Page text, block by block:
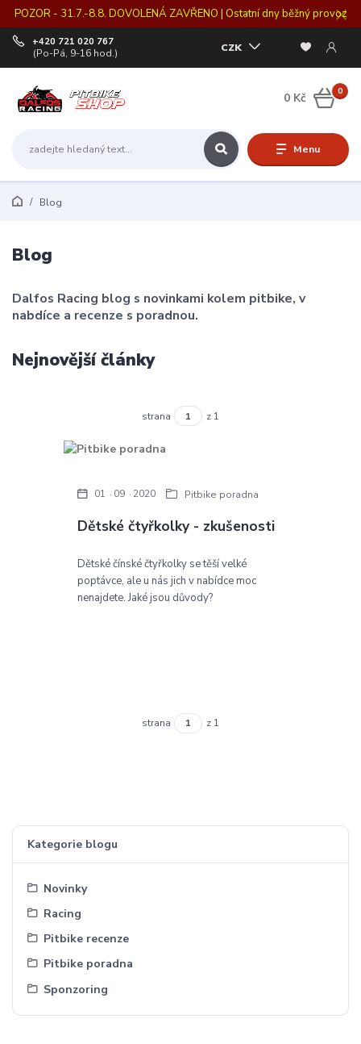
POZOR - 31.7.-8.8. DOVOLENÁ ZAVŘENO | Ostatní dny běžný provoz
Menu
CZK
+420 721 020 767
(Po-Pá, 9-16 hod.)
0
0 Kč
Blog
Kategorie blogu
Novinky
Racing
Pitbike recenze
Pitbike poradna
Sponzoring
Blog
Dalfos Racing blog s novinkami kolem pitbike, v
nabdíce a recenze s poradnou.
Nejnovější články
strana z 1
Dětské čtyřkolky - zkušenosti
01 09 2020 Pitbike poradna
Dětské čínské čtyřkolky se těší velké
poptávce, ale u nás jich v nabídce moc
nenajdete. Jaké jsou důvody?
strana z 1